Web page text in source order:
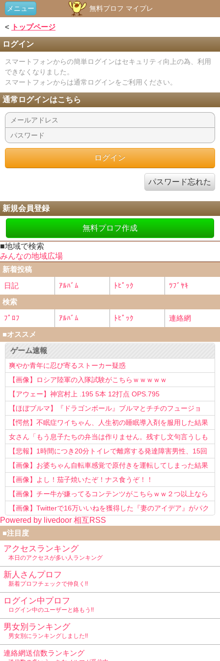
メニュー 無料プロフ マイプレ
< トップページ
ログイン
スマートフォンからの簡単ログインはセキュリティ向上の為、利用
できなくなりました。
スマートフォンからは通常ログインをご利用ください。
通常ログインはこちら
パスワード忘れた
新規会員登録
無料プロフ作成
■地域で検索
みんなの地域広場
新着投稿
日記
ｱﾙﾊﾞﾑ ﾄﾋﾟｯｸ
ﾂﾌﾞﾔｷ
検索
ﾌﾟﾛﾌ
ｱﾙﾊﾞﾑ ﾄﾋﾟｯｸ
連絡網
■オススメ
ゲーム速報
爽やか青年に忍び寄るストーカー疑惑
【画像】ロシア陸軍の入隊試験がこちらｗｗｗｗｗ
【アウェー】神宮村上 .195 5本 12打点 OPS.795
【ほぼブルマ】『ドラゴンボール』ブルマとチチのフュージョ
ン、クッソ可愛すぎるwwwwwww
【愕然】不眠症ワイちゃん、人生初の睡眠導入剤を服用した結果
ｗｗｗｗ
女さん「もう息子たちの弁当は作りません。残すし文句言うしも
う知らない！」
【悲報】1時間につき20分トイレで離席する発達障害男性、15回
以上転職を重ねてしまう
【画像】お婆ちゃん自転車感覚で原付きを運転してしまった結果
www
【画像】よし！茄子焼いたぞ！ナス食うぞ！！
【画像】チー牛が嫌ってるコンテンツがこちらｗｗ２つ以上なら
確定ｗｗ
【画像】Twitterで16万いいねを獲得した『妻のアイデア』がパク
リで草www
Powered by livedoor 相互RSS
■注目度
アクセスランキング
本日のアクセスが多い人ランキング
新人さんプロフ
新着プロフチェックで仲良く!!
ログイン中プロフ
ログイン中のユーザーと絡もう!!
男女別ランキング
男女別にランキングしました!!
連絡網送信数ランキング